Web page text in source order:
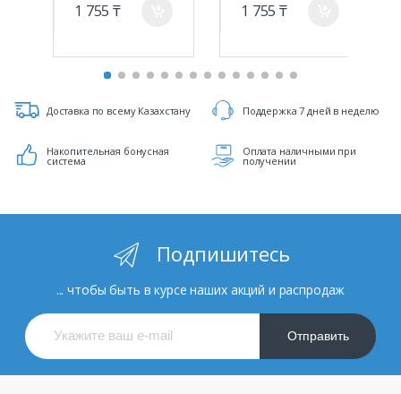
1 755 ₸ 1 755 ₸
Доставка по всему Казахстану Поддержка 7 дней в неделю
Накопительная бонусная
система
Оплата наличными при
получении
Подпишитесь
... чтобы быть в курсе наших акций и распродаж
Отправить